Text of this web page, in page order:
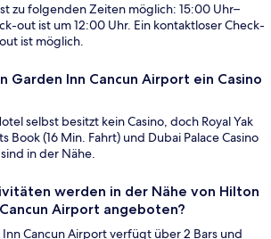
zu folgenden Zeiten möglich: 15:00 Uhr–
out ist um 12:00 Uhr. Ein kontaktloser Check-
ist möglich.
Garden Inn Cancun Airport ein Casino
selbst besitzt kein Casino, doch Royal Yak
Book (16 Min. Fahrt) und Dubai Palace Casino
in der Nähe.
werden in der Nähe von Hilton
Airport angeboten?
Cancun Airport verfügt über 2 Bars und